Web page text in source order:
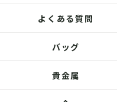
よくある質問
バッグ
貴金属